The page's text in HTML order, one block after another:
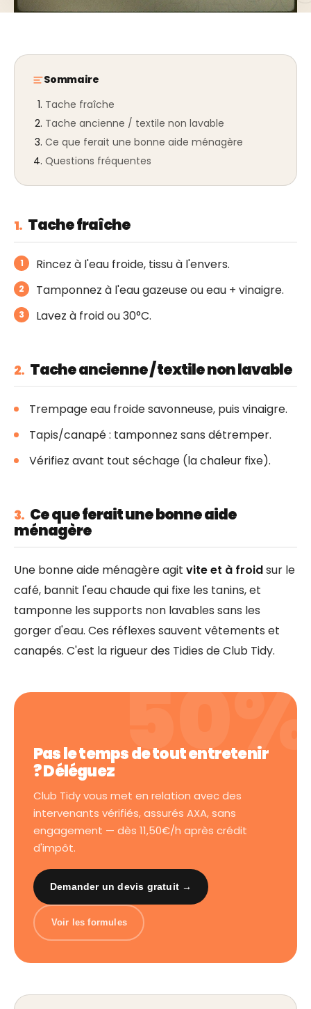
Sommaire
Tache fraîche
Tache ancienne / textile non lavable
Ce que ferait une bonne aide ménagère
Questions fréquentes
1. Tache fraîche
Rincez à l'eau froide, tissu à l'envers.
Tamponnez à l'eau gazeuse ou eau + vinaigre.
Lavez à froid ou 30°C.
2. Tache ancienne / textile non lavable
Trempage eau froide savonneuse, puis vinaigre.
Tapis/canapé : tamponnez sans détremper.
Vérifiez avant tout séchage (la chaleur fixe).
3. Ce que ferait une bonne aide
ménagère
Une bonne aide ménagère agit vite et à froidsur le
café, bannit l'eau chaude qui fixe les tanins, et
tamponne les supports non lavables sans les
gorger d'eau. Ces réflexes sauvent vêtements et
canapés. C'est la rigueur des Tidies de Club Tidy.
Pas le temps de tout entretenir
? Déléguez
Club Tidy vous met en relation avec des
intervenants vérifiés, assurés AXA, sans
engagement — dès 11,50€/h après crédit
d'impôt.
Demander un devis gratuit →
Voir les formules